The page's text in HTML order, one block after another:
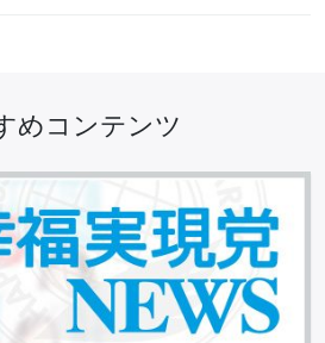
めコンテンツ